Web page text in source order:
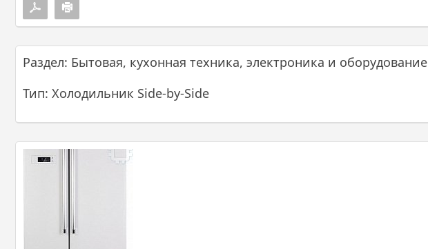
Раздел: Бытовая, кухонная техника, электроника и оборудование
Тип: Холодильник Side-by-Side